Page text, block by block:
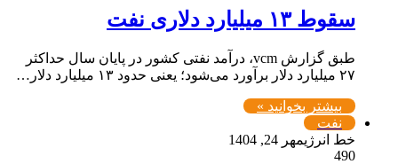
سقوط ۱۳ میلیارد دلاری نفت
طبق گزارش vcm، درآمد نفتی کشور در پایان سال حداکثر
۲۷ میلیارد دلار برآورد می‌شود؛ یعنی حدود ۱۳ میلیارد دلار…
بیشتر بخوانید »
نفت
خط انرژیمهر 24, 1404
490